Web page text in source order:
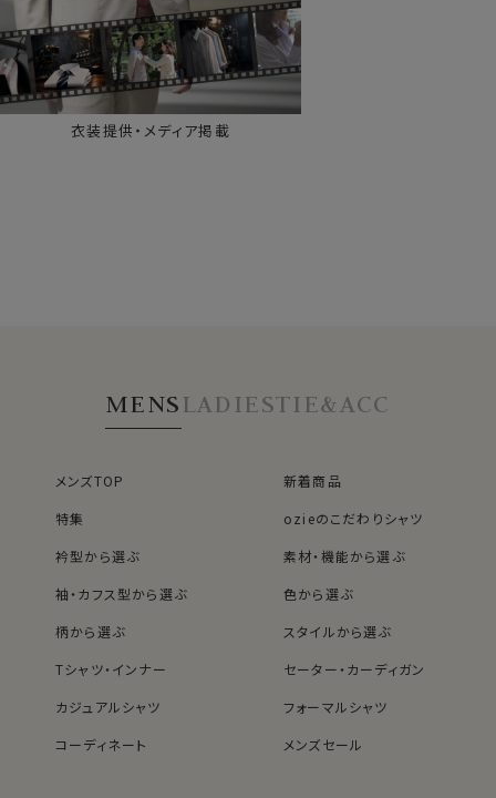
衣装提供・メディア掲載
MENSLADIESTIE&ACC
メンズTOP
新着商品
特集
ozieのこだわりシャツ
衿型から選ぶ
素材・機能から選ぶ
袖・カフス型から選ぶ
色から選ぶ
柄から選ぶ
スタイルから選ぶ
Tシャツ・インナー
セーター・カーディガン
カジュアルシャツ
フォーマルシャツ
コーディネート
メンズセール